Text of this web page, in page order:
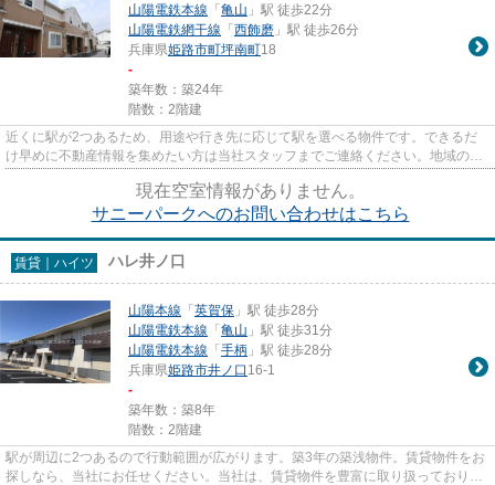
山陽電鉄本線 「亀山 」駅 徒歩22分
山陽電鉄網干線 「西飾磨 」駅 徒歩26分
兵庫県姫路市町坪南町18
-
築年数：築24年
階数：2階建
近くに駅が2つあるため、用途や行き先に応じて駅を選べる物件です。できるだ
け早めに不動産情報を集めたい方は当社スタッフまでご連絡ください。地域の不
動産情報をいち早くお届けしま...
現在空室情報がありません。
サニーパークへのお問い合わせはこちら
賃貸｜ハイツ ハレ井ノ口
山陽本線 「英賀保 」駅 徒歩28分
山陽電鉄本線 「亀山 」駅 徒歩31分
山陽電鉄本線 「手柄 」駅 徒歩28分
兵庫県姫路市井ノ口 16-1
-
築年数：築8年
階数：2階建
駅が周辺に2つあるので行動範囲が広がります。築3年の築浅物件。賃貸物件をお
探しなら、当社にお任せください。当社は、賃貸物件を豊富に取り扱っておりま